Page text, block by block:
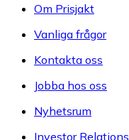
Om Prisjakt
Vanliga frågor
Kontakta oss
Jobba hos oss
Nyhetsrum
Investor Relations